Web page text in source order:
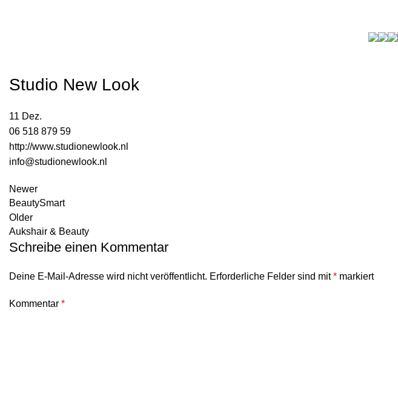
Studio New Look
11 Dez.
06 518 879 59
http://www.studionewlook.nl
info@studionewlook.nl
Newer
BeautySmart
Older
Aukshair & Beauty
Schreibe einen Kommentar
Deine E-Mail-Adresse wird nicht veröffentlicht. Erforderliche Felder sind mit* markiert
Kommentar *